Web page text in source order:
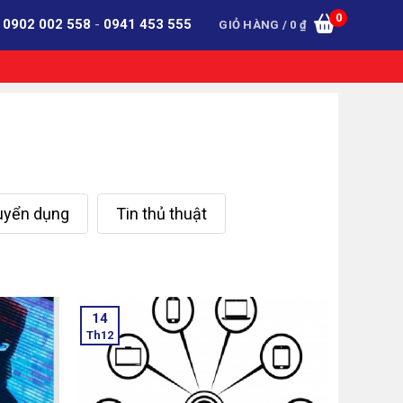
GIỎ HÀNG / 0 ₫
0
0902 002 558 - 0941 453 555
dụng Tin thủ thuật
14
Th12